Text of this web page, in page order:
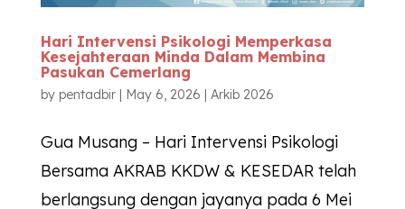
Hari Intervensi Psikologi Memperkasa
Kesejahteraan Minda Dalam Membina
Pasukan Cemerlang
by pentadbir| May 6, 2026 | Arkib 2026
Gua Musang – Hari Intervensi Psikologi
Bersama AKRAB KKDW & KESEDAR telah
berlangsung dengan jayanya pada 6 Mei